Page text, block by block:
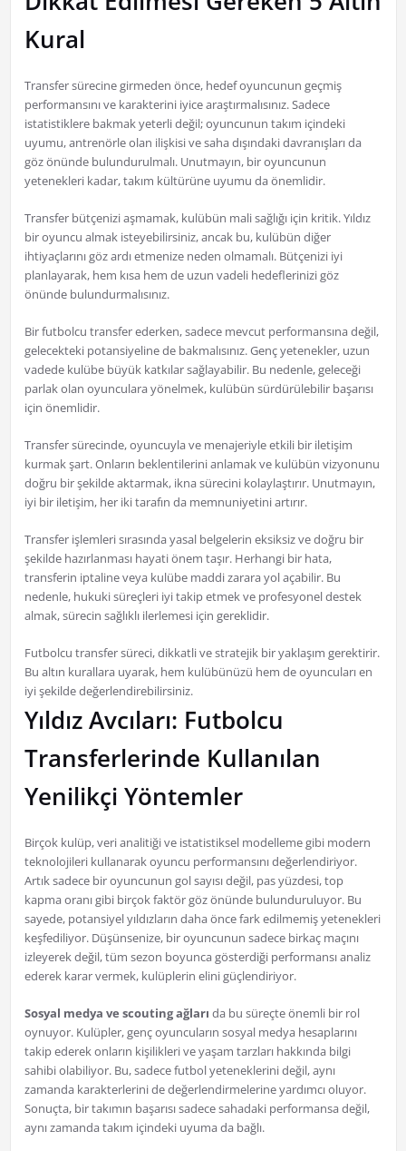
Kural
Transfer sürecine girmeden önce, hedef oyuncunun geçmiş
performansını ve karakterini iyice araştırmalısınız. Sadece
istatistiklere bakmak yeterli değil; oyuncunun takım içindeki
uyumu, antrenörle olan ilişkisi ve saha dışındaki davranışları da
göz önünde bulundurulmalı. Unutmayın, bir oyuncunun
yetenekleri kadar, takım kültürüne uyumu da önemlidir.
Transfer bütçenizi aşmamak, kulübün mali sağlığı için kritik. Yıldız
bir oyuncu almak isteyebilirsiniz, ancak bu, kulübün diğer
ihtiyaçlarını göz ardı etmenize neden olmamalı. Bütçenizi iyi
planlayarak, hem kısa hem de uzun vadeli hedeflerinizi göz
önünde bulundurmalısınız.
Bir futbolcu transfer ederken, sadece mevcut performansına değil,
gelecekteki potansiyeline de bakmalısınız. Genç yetenekler, uzun
vadede kulübe büyük katkılar sağlayabilir. Bu nedenle, geleceği
parlak olan oyunculara yönelmek, kulübün sürdürülebilir başarısı
için önemlidir.
Transfer sürecinde, oyuncuyla ve menajeriyle etkili bir iletişim
kurmak şart. Onların beklentilerini anlamak ve kulübün vizyonunu
doğru bir şekilde aktarmak, ikna sürecini kolaylaştırır. Unutmayın,
iyi bir iletişim, her iki tarafın da memnuniyetini artırır.
Transfer işlemleri sırasında yasal belgelerin eksiksiz ve doğru bir
şekilde hazırlanması hayati önem taşır. Herhangi bir hata,
transferin iptaline veya kulübe maddi zarara yol açabilir. Bu
nedenle, hukuki süreçleri iyi takip etmek ve profesyonel destek
almak, sürecin sağlıklı ilerlemesi için gereklidir.
Futbolcu transfer süreci, dikkatli ve stratejik bir yaklaşım gerektirir.
Bu altın kurallara uyarak, hem kulübünüzü hem de oyuncuları en
iyi şekilde değerlendirebilirsiniz.
Yıldız Avcıları: Futbolcu
Transferlerinde Kullanılan
Yenilikçi Yöntemler
Birçok kulüp, veri analitiği ve istatistiksel modelleme gibi modern
teknolojileri kullanarak oyuncu performansını değerlendiriyor.
Artık sadece bir oyuncunun gol sayısı değil, pas yüzdesi, top
kapma oranı gibi birçok faktör göz önünde bulunduruluyor. Bu
sayede, potansiyel yıldızların daha önce fark edilmemiş yetenekleri
keşfediliyor. Düşünsenize, bir oyuncunun sadece birkaç maçını
izleyerek değil, tüm sezon boyunca gösterdiği performansı analiz
ederek karar vermek, kulüplerin elini güçlendiriyor.
Sosyal medya ve scouting ağları da bu süreçte önemli bir rol
oynuyor. Kulüpler, genç oyuncuların sosyal medya hesaplarını
takip ederek onların kişilikleri ve yaşam tarzları hakkında bilgi
sahibi olabiliyor. Bu, sadece futbol yeteneklerini değil, aynı
zamanda karakterlerini de değerlendirmelerine yardımcı oluyor.
Sonuçta, bir takımın başarısı sadece sahadaki performansa değil,
aynı zamanda takım içindeki uyuma da bağlı.